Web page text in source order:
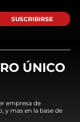
SUSCRIBIRSE
ÚNICO
empresa de
y mas en la base de